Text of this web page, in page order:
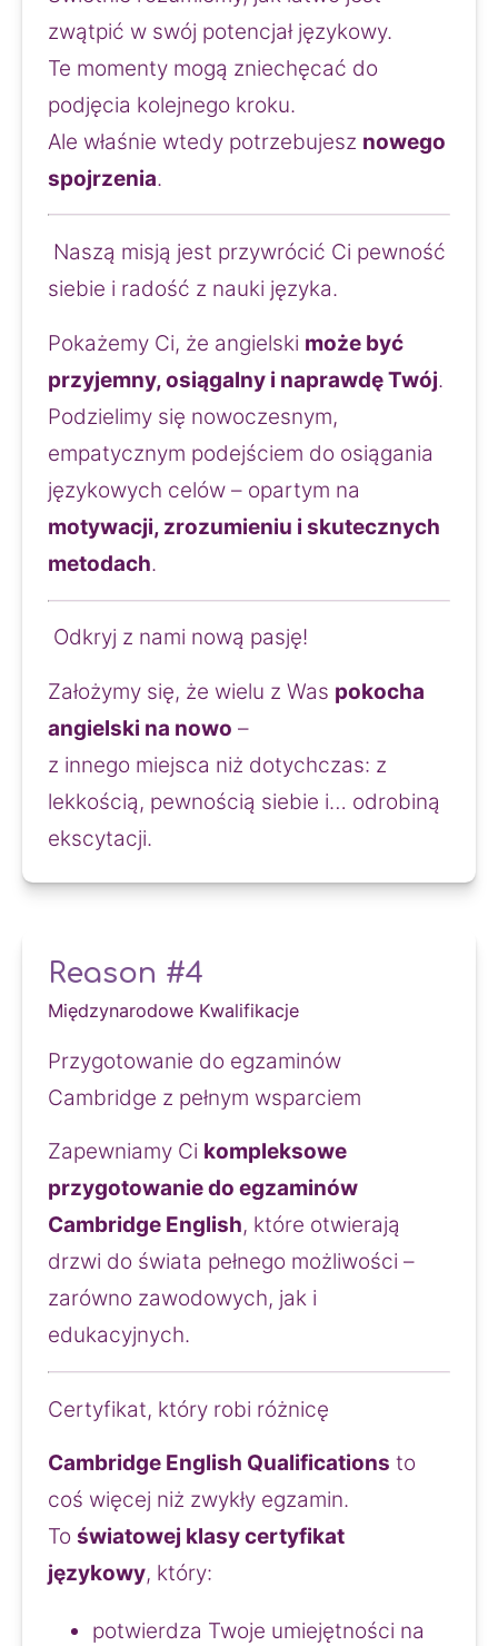
zwątpić w swój potencjał językowy.
Te momenty mogą zniechęcać do
podjęcia kolejnego kroku.
Ale właśnie wtedy potrzebujesz nowego
spojrzenia.
siebie i radość z nauki języka.
Pokażemy Ci, że angielski może być
przyjemny, osiągalny i naprawdę Twój.
Podzielimy się nowoczesnym,
empatycznym podejściem do osiągania
motywacji, zrozumieniu i skutecznych
metodach.
Odkryj z nami nową pasję!
Założymy się, że wielu z Was pokocha
angielski na nowo –
z innego miejsca niż dotychczas: z
lekkością, pewnością siebie i… odrobiną
ekscytacji.
Reason #4
Międzynarodowe Kwalifikacje
Przygotowanie do egzaminów
Cambridge z pełnym wsparciem
Zapewniamy Ci kompleksowe
przygotowanie do egzaminów
Cambridge English, które otwierają
drzwi do świata pełnego możliwości –
zarówno zawodowych, jak i
edukacyjnych.
Certyfikat, który robi różnicę
Cambridge English Qualifications to
coś więcej niż zwykły egzamin.
To światowej klasy certyfikat
językowy, który:
potwierdza Twoje umiejętności na